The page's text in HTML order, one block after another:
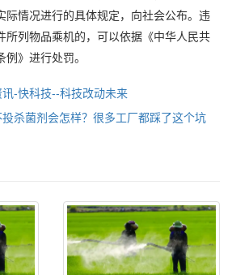
际情况进行的具体规定，向社会公布。违
所列物品乘机的，可以依据《中华人民共
》进行处罚。
-快科技--科技改动未来
杀菌剂会怎样？很多工厂都踩了这个坑